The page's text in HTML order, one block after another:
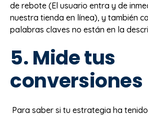
de rebote (El usuario entra y de
nuestra tienda en línea), y también
palabras claves no están en la
5. Mide tus
conversiones
Para saber si tu estrategia ha